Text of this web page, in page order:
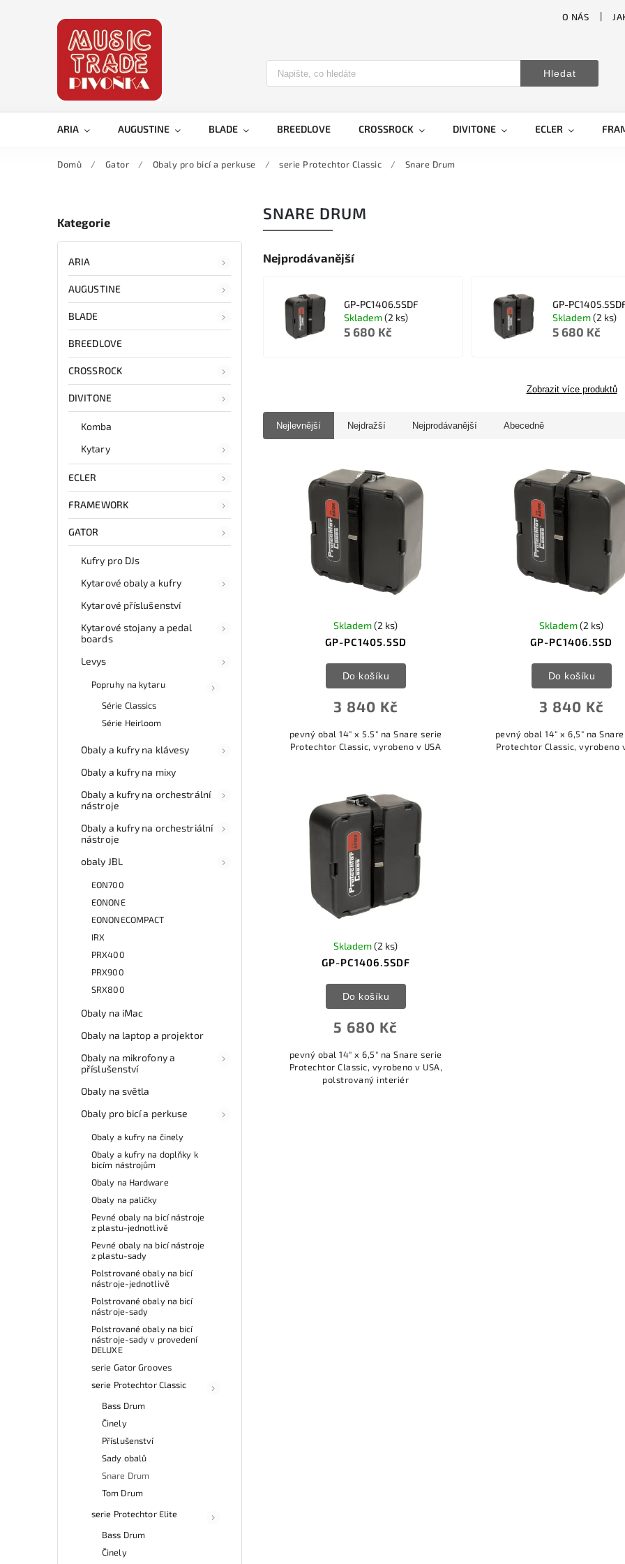
O NÁS
Hledat
ARIA AUGUSTINE BLADE BREEDLOVE CROSSROCK DIVITONE ECLER
Domů / Gator / Obaly pro bicí a perkuse / serie Protechtor Classic / Snare Drum
Kategorie
ARIA
AUGUSTINE
BLADE
BREEDLOVE
CROSSROCK
DIVITONE
Komba
Kytary
ECLER
FRAMEWORK
GATOR
Kufry pro DJs
Kytarové obaly a kufry
Kytarové příslušenství
Kytarové stojany a pedal
boards
Levys
Popruhy na kytaru
Série Classics
Série Heirloom
Obaly a kufry na klávesy
Obaly a kufry na mixy
Obaly a kufry na orchestrální
nástroje
Obaly a kufry na orchestriální
nástroje
obaly JBL
EON700
EONONE
EONONECOMPACT
IRX
PRX400
PRX900
SRX800
Obaly na iMac
Obaly na laptop a projektor
Obaly na mikrofony a
příslušenství
Obaly na světla
Obaly pro bicí a perkuse
Obaly a kufry na činely
Obaly a kufry na doplňky k
bicím nástrojům
Obaly na Hardware
Obaly na paličky
Pevné obaly na bicí nástroje
z plastu-jednotlivě
Pevné obaly na bicí nástroje
z plastu-sady
Polstrované obaly na bicí
nástroje-jednotlivě
Polstrované obaly na bicí
nástroje-sady
Polstrované obaly na bicí
nástroje-sady v provedení
DELUXE
serie Gator Grooves
serie Protechtor Classic
Bass Drum
Činely
Příslušenství
Sady obalů
Snare Drum
Tom Drum
serie Protechtor Elite
Bass Drum
Činely
SNARE DRUM
Nejprodávanější
GP-PC1406.5SDF
Skladem(2 ks)
5 680 Kč
GP-
Skladem(2 ks)
5 680 Kč
Zobrazit více produktů
Nejlevnější Nejdražší Nejprodávanější Abecedně
GP-PC1405.5SD
Skladem(2 ks)
3 840 Kč
Do košíku
pevný obal 14" x 5.5" na Snare serie
Protechtor Classic, vyrobeno v USA
GP-PC1406.5SD
Skladem(2 ks)
3 840 Kč
Do košíku
pevný obal 14" x 6,5" na
Protechtor Classic, vyrobeno
GP-PC1406.5SDF
Skladem(2 ks)
5 680 Kč
Do košíku
pevný obal 14" x 6,5" na Snare serie
Protechtor Classic, vyrobeno v USA,
polstrovaný interiér